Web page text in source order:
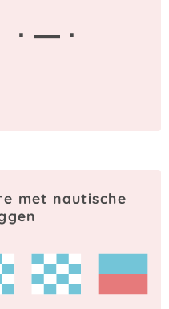
· — ·
met nautische